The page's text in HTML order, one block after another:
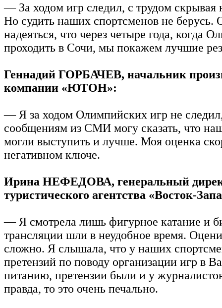
— За ходом игр следил, с трудом скрывая
Но судить наших спортсменов не берусь.
надеяться, что через четыре года, когда
проходить в Сочи, мы покажем лучшие
Геннадий ГОРБАЧЕВ, начальник
компании «ЮТОН»:
— Я за ходом Олимпийских игр не
сообщениям из СМИ могу сказать, что
могли выступить и лучше. Моя оценка
негативном ключе.
Ирина НЕФЕДОВА, генеральный
туристического агентства «Восток-
— Я смотрела лишь фигурное катание и
трансляции шли в неудобное время.
сложно. Я слышала, что у наших
претензий по поводу организации игр в
питанию, претензии были и у
правда, то это очень печально.